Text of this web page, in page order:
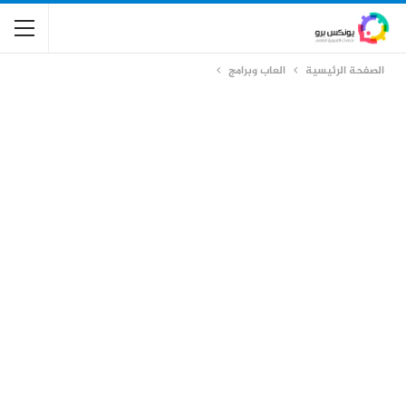
الصفحة الرئيسية العاب وبرامج